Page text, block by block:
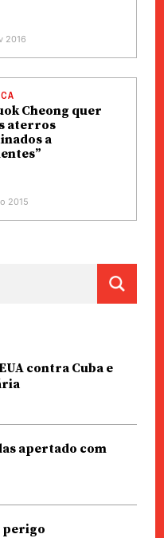
2016
Cheong quer
aterros
a
2015
contra Cuba e
apertado com
perigo